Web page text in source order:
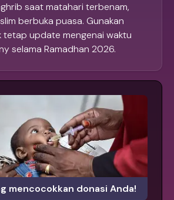
saat matahari terbenam,
berbuka puasa. Gunakan
tetap update mengenai waktu
selama Ramadhan 2026.
mencocokkan donasi Anda!